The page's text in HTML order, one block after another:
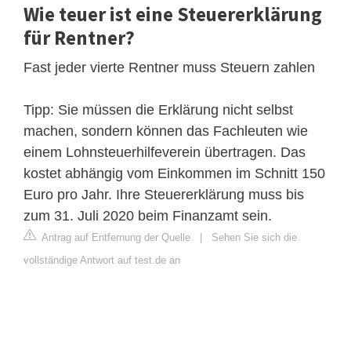
Wie teuer ist eine Steuererklärung
für Rentner?
Fast jeder vierte Rentner muss Steuern zahlen
Tipp: Sie müssen die Erklärung nicht selbst
machen, sondern können das Fachleuten wie
einem Lohnsteuerhilfeverein übertragen. Das
kostet abhängig vom Einkommen im Schnitt 150
Euro pro Jahr. Ihre Steuererklärung muss bis
zum 31. Juli 2020 beim Finanzamt sein.
Antrag auf Entfernung der Quelle | Sehen Sie sich die
vollständige Antwort auf test.de an